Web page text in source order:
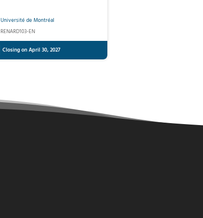
Université de Montréal
RENARD103-EN
Closing on April 30, 2027